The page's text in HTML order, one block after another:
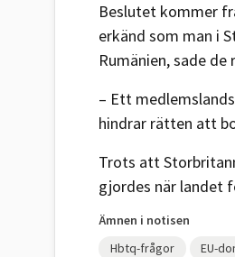
Beslutet kommer
erkänd som man i
Rumänien, sade
– Ett
hindrar rätten att
Trots att
gjordes när landet
Ämnen i notisen
Hbtq-frågor
EU-